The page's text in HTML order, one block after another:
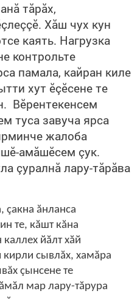
тăрăх,
Хăш чух кун
каять. Нагрузка
контрольте
памала, кайран киле
хут ӗçӗсене те
Вӗрентекенсем
туса завуча ярса
жалоба
амăшӗсем çук.
çуралнă лару-тăрăва
çакна ăнланса
те, кăшт кăна
йăлт хăй
сывлăх, хамăра
çынсене те
мар лару-тăрура